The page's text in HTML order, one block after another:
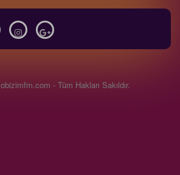
- Tüm Hakları Sakıldır.